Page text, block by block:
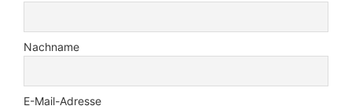
Nachname
E-Mail-Adresse